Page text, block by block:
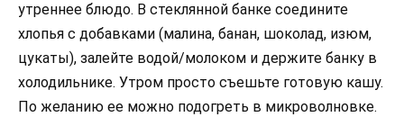
утреннее блюдо. В стеклянной банке соедините
хлопья с добавками (малина, банан, шоколад, изюм,
цукаты), залейте водой/молоком и держите банку в
холодильнике. Утром просто съешьте готовую кашу.
По желанию ее можно подогреть в микроволновке.